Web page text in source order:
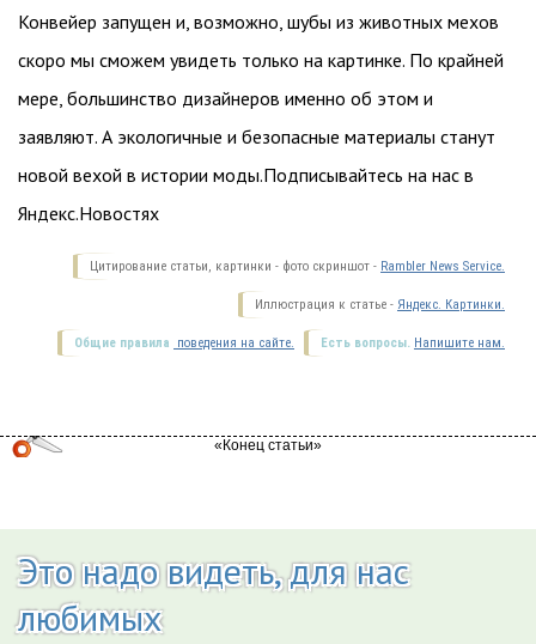
Конвейер запущен и, возможно, шубы из животных мехов
скоро мы сможем увидеть только на картинке. По крайней
мере, большинство дизайнеров именно об этом и
заявляют. А экологичные и безопасные материалы станут
новой вехой в истории моды.Подписывайтесь на нас в
Яндекс.Новостях
Цитирование статьи, картинки - фото скриншот - Rambler News Service.
Иллюстрация к статье - Яндекс. Картинки.
Есть вопросы. Напишите нам.
Общие правила поведения на сайте.
Это надо видеть, для нас
любимых